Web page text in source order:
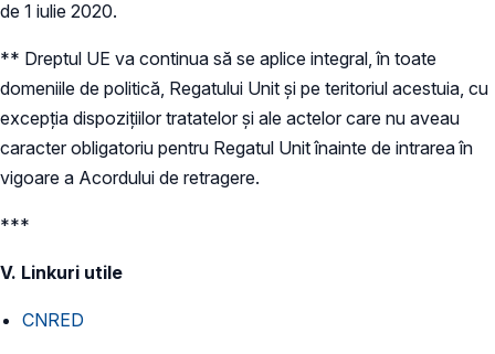
de 1 iulie 2020.
** Dreptul UE va continua să se aplice integral, în toate
domeniile de politică, Regatului Unit și pe teritoriul acestuia, cu
excepția dispozițiilor tratatelor și ale actelor care nu aveau
caracter obligatoriu pentru Regatul Unit înainte de intrarea în
vigoare a Acordului de retragere.
***
V. Linkuri utile
CNRED